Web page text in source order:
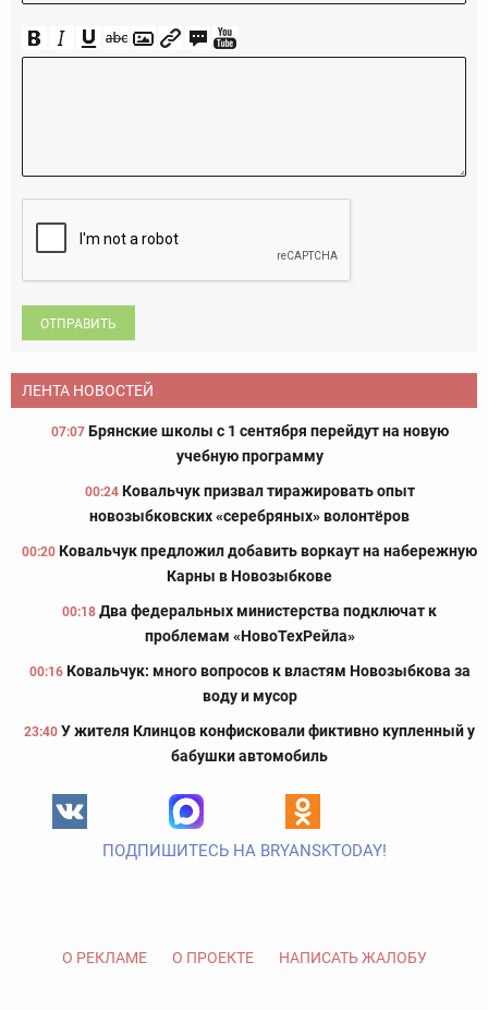
ОТПРАВИТЬ
ЛЕНТА НОВОСТЕЙ
07:07 Брянские школы с 1 сентября перейдут на новую
учебную программу
00:24 Ковальчук призвал тиражировать опыт
новозыбковских «серебряных» волонтёров
00:20 Ковальчук предложил добавить воркаут на набережную
Карны в Новозыбкове
00:18 Два федеральных министерства подключат к
проблемам «НовоТехРейла»
00:16 Ковальчук: много вопросов к властям Новозыбкова за
воду и мусор
23:40 У жителя Клинцов конфисковали фиктивно купленный у
бабушки автомобиль
ПОДПИШИТЕСЬ НА BRYANSKTODAY!
О РЕКЛАМЕ О ПРОЕКТЕ НАПИСАТЬ ЖАЛОБУ